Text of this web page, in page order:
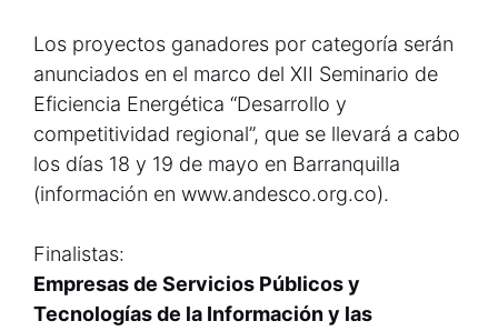
Los proyectos ganadores por categoría serán
anunciados en el marco del XII Seminario de
Eficiencia Energética “Desarrollo y
competitividad regional”, que se llevará a cabo
los días 18 y 19 de mayo en Barranquilla
(información en www.andesco.org.co).
Finalistas:
Empresas de Servicios Públicos y
Tecnologías de la Información y las